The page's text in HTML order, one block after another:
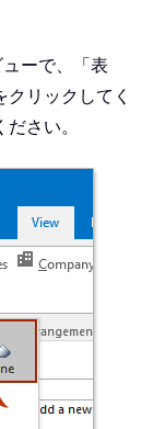
ーで、「表
リックしてく
さい。